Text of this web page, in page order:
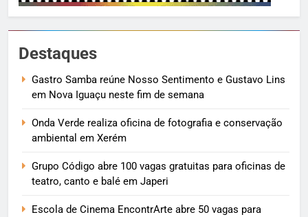
Destaques
Gastro Samba reúne Nosso Sentimento e Gustavo Lins
em Nova Iguaçu neste fim de semana
Onda Verde realiza oficina de fotografia e conservação
ambiental em Xerém
Grupo Código abre 100 vagas gratuitas para oficinas de
teatro, canto e balé em Japeri
Escola de Cinema EncontrArte abre 50 vagas para